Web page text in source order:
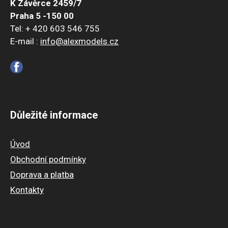
K Závěrce 2459/7
Praha 5 -150 00
Tel: + 420 603 546 755
E-mail : info@alexmodels.cz
Důležité informace
Úvod
Obchodní podmínky
Doprava a platba
Kontakty